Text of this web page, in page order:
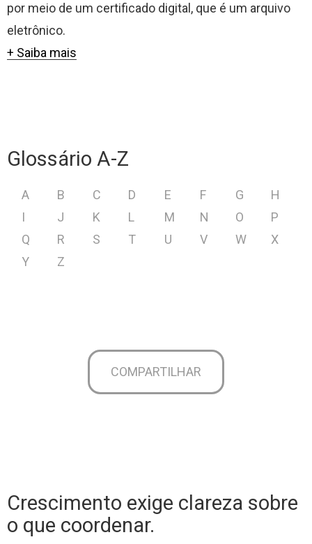
por meio de um certificado digital, que é um arquivo
eletrônico.
+ Saiba mais
Glossário A-Z
A B C D E F G
H
I
J K L M N O
P
Q
R S T U V W
X
Y
Z
COMPARTILHAR
Crescimento exige clareza sobre
o que coordenar.